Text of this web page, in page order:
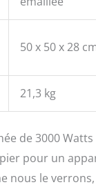
50 x 50 x 28
21,3 kg
de 3000
pour un
nous le